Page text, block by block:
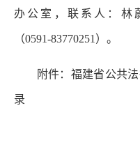
办公室，联系人：林
（0591-83770251）。
附件：福建省公共法
录